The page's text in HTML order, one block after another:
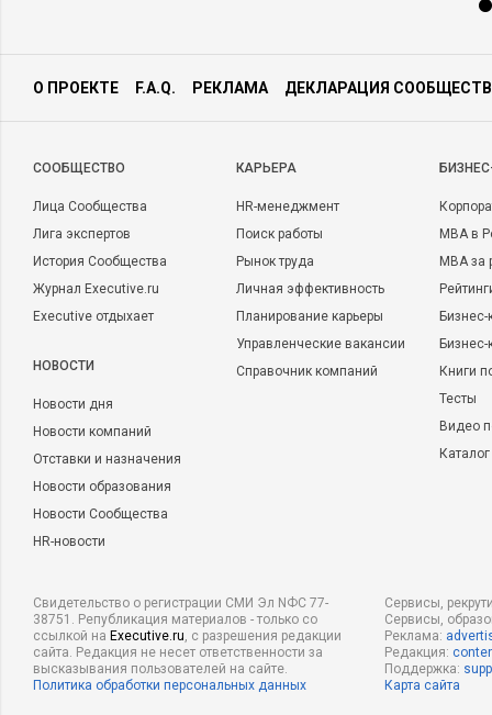
О ПРОЕКТЕ F.A.Q. РЕКЛАМА ДЕКЛАРАЦИЯ
CООБЩЕСТВО
Лица Сообщества
Лига экспертов
История Сообщества
Журнал Executive.ru
Executive отдыхает
НОВОСТИ
Новости дня
Новости компаний
Отставки и назначения
Новости образования
Новости Сообщества
HR-новости
КАРЬЕРА
HR-менеджмент
Поиск работы
Рынок труда
Личная эффективность
Планирование карьеры
Управленческие вакансии
Справочник компаний
MBA в
MBA
Бизнес-
Книги
Тесты
Видео
Свидетельство о регистрации СМИ Эл NФС 77-
38751. Републикация материалов - только со
ссылкой на Executive.ru, с разрешения редакции
сайта. Редакция не несет ответственности за
высказывания пользователей на сайте.
Политика обработки персональных данных
Сервисы,
Сервисы,
Реклама:
Редакция:
Поддержка:
Карта сайта